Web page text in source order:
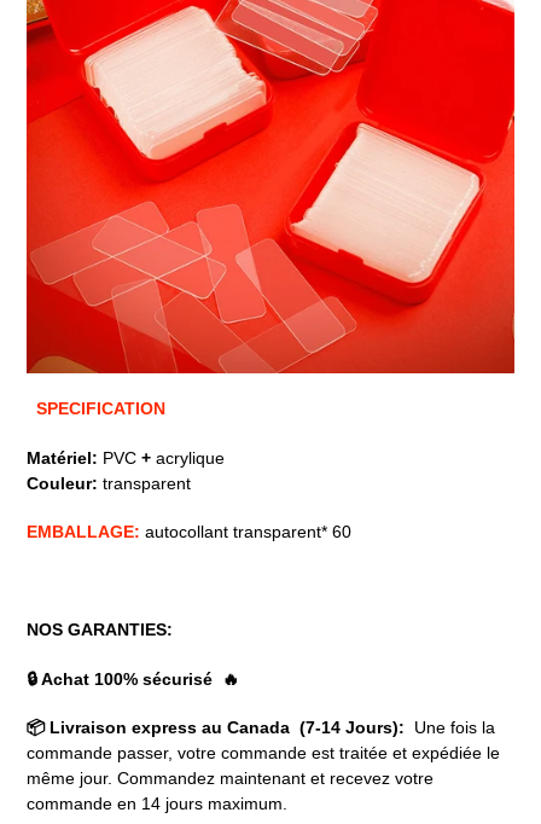
SPECIFICATION
Matériel: PVC + acrylique
Couleur: transparent
EMBALLAGE: autocollant transparent* 60
NOS GARANTIES:
🔒 Achat 100% sécurisé 🔥
📦 Livraison express au Canada (7-14 Jours):
Une fois la
commande passer, votre commande est traitée et expédiée le
même jour. Commandez maintenant et recevez votre
commande en 14 jours maximum.